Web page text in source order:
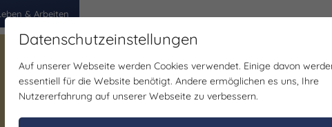
& Arbeiten
Region Erlebnisse Veranstaltungen Planen
Datenschutzeinstellungen
Auf unserer Webseite werden Cookies verwendet. Einige davon
essentiell für die Website benötigt. Andere ermöglichen es uns, Ihre
Nutzererfahrung auf unserer Webseite zu verbessern.